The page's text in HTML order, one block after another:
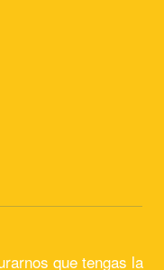
que tengas la